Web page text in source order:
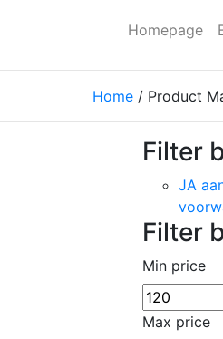
Homepage
Home / Product
Filter
JA
Filter
Min price
Max price